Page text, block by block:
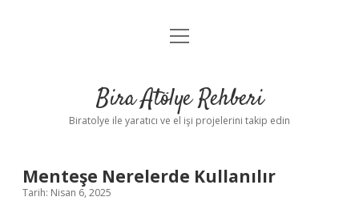
Anasayfa
Yasal Uyarı
menüyü
Bira Atölye Rehberi
Biratolye ile yaratıcı ve el işi projelerini takip edin
Menteşe Nerelerde Kullanılır
Tarih: Nisan 6, 2025